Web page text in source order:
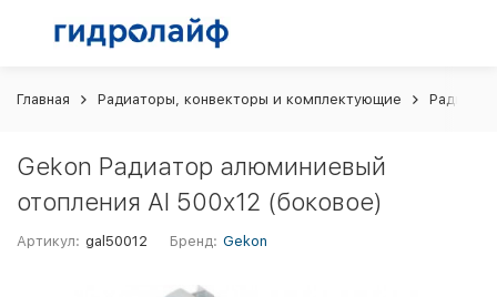
Главная Радиаторы, конвекторы и комплектующие
Gekon Радиатор алюминиевый
отопления Al 500x12 (боковое)
Артикул: gal50012 Бренд: Gekon